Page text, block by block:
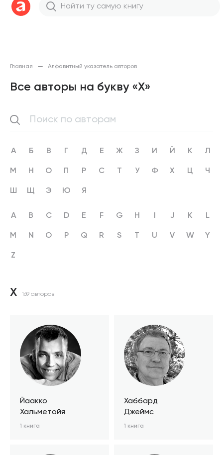
Главная Алфавитный указатель авторов
Все авторы на букву «Х»
А Б В Г Д Е Ж З И Й К Л
М Н О П Р С Т У Ф Х Ц Ч
Ш Щ Э Ю Я
A B C D E F G H J K L
M N O P Q R S T U V W Y
Z
Х 169 авторов
Йаакко
Хальметойя
1 книга
Хаббард
Джеймс
1 книга